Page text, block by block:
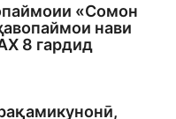
«Сомон
нави
8 гардид